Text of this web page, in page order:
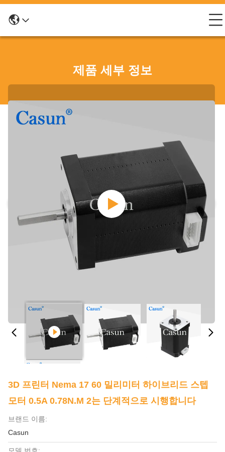
제품 세부 정보
3D 프린터 Nema 17 60 밀리미터 하이브리드 스텝
모터 0.5A 0.78N.M 2는 단계적으로 시행합니다
브랜드 이름:
Casun